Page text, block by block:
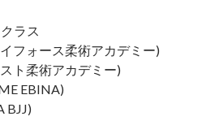
ラス
ォース柔術アカデミー)
ト柔術アカデミー)
EBINA)
BJJ)